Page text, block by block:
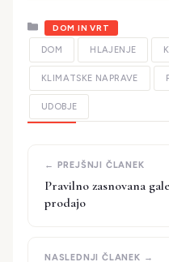
Kategorije
DOM IN VRT
DOM HLAJENJE
KLIMATSKE NAPRAVE
UDOBJE
Pravilno zasnovana
prodajo